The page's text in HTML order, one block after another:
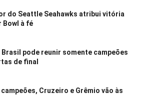
do Seattle Seahawks atribui vitória
Bowl à fé
Brasil pode reunir somente campeões
de final
Cruzeiro e Grêmio vão às